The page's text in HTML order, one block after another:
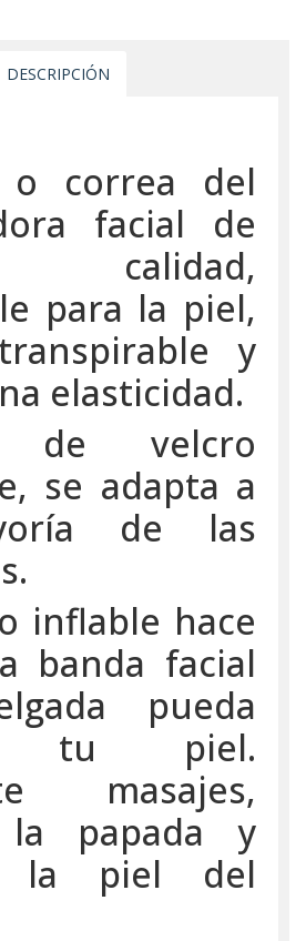
DESCRIPCIÓN
o correa del
facial de
calidad,
para la piel,
y
elasticidad.
de velcro
se adapta a
de las
inflable hace
banda facial
pueda
tu piel.
masajes,
la papada y
la piel del